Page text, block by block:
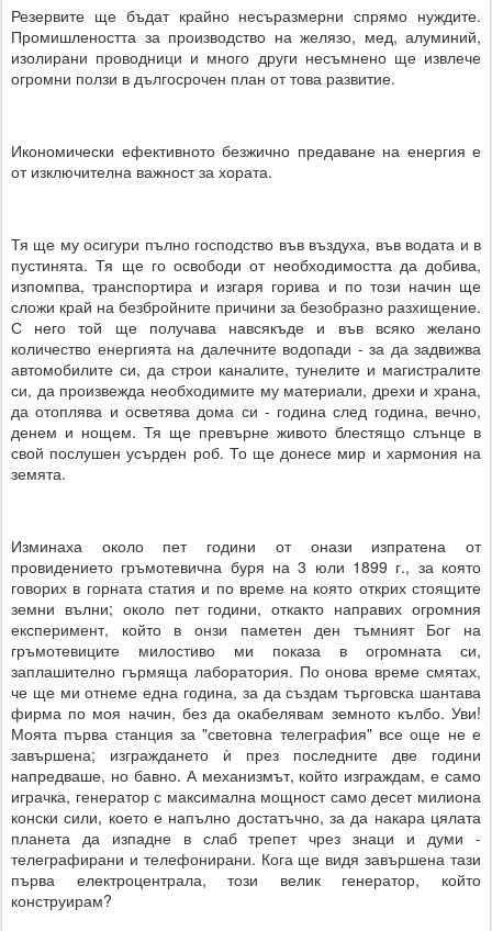
Резервите ще бъдат крайно несъразмерни спрямо нуждите.
Промишлеността за производство на желязо, мед, алуминий,
изолирани проводници и много други несъмнено ще извлече
огромни ползи в дългосрочен план от това развитие.
Икономически ефективното безжично предаване на енергия е
от изключителна важност за хората.
Тя ще му осигури пълно господство във въздуха, във водата и в
пустинята. Тя ще го освободи от необходимостта да добива,
изпомпва, транспортира и изгаря горива и по този начин ще
сложи край на безбройните причини за безобразно разхищение.
С него той ще получава навсякъде и във всяко желано
количество енергията на далечните водопади - за да задвижва
автомобилите си, да строи каналите, тунелите и магистралите
си, да произвежда необходимите му материали, дрехи и храна,
да отоплява и осветява дома си - година след година, вечно,
денем и нощем. Тя ще превърне живото блестящо слънце в
свой послушен усърден роб. То ще донесе мир и хармония на
земята.
Изминаха около пет години от онази изпратена от
провидението гръмотевична буря на 3 юли 1899 г., за която
говорих в горната статия и по време на която открих стоящите
земни вълни; около пет години, откакто направих огромния
експеримент, който в онзи паметен ден тъмният Бог на
гръмотевиците милостиво ми показа в огромната си,
заплашително гърмяща лаборатория. По онова време смятах,
че ще ми отнеме една година, за да създам търговска шантава
фирма по моя начин, без да окабелявам земното кълбо. Уви!
Моята първа станция за "световна телеграфия" все още не е
завършена; изграждането ѝ през последните две години
напредваше, но бавно. А механизмът, който изграждам, е само
играчка, генератор с максимална мощност само десет милиона
конски сили, което е напълно достатъчно, за да накара цялата
планета да изпадне в слаб трепет чрез знаци и думи -
телеграфирани и телефонирани. Кога ще видя завършена тази
първа електроцентрала, този велик генератор, който
конструирам?